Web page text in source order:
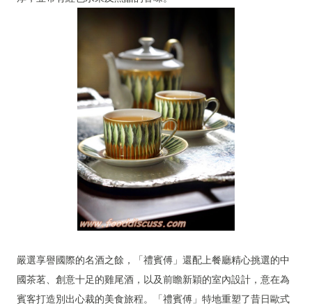
嚴選享譽國際的名酒之餘，「禮賓傅」還配上餐廳精心挑選的中
國茶茗、創意十足的雞尾酒，以及前瞻新穎的室內設計，意在為
賓客打造別出心裁的美食旅程。「禮賓傅」特地重塑了昔日歐式